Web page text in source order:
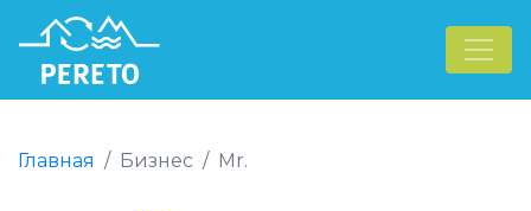
Главная Бизнес Mr.